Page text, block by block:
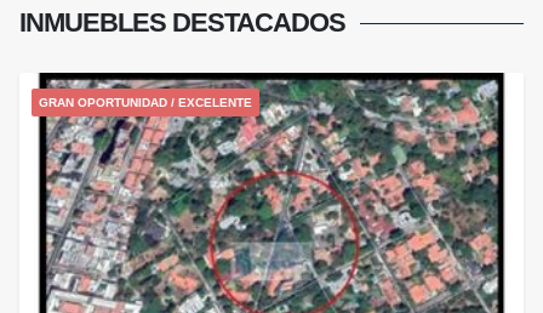
INMUEBLES DESTACADOS
GRAN OPORTUNIDAD / EXCELENTE